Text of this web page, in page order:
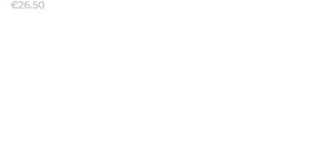
€26.50